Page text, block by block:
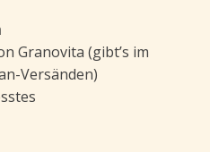
Granovita (gibt’s im
Versänden)